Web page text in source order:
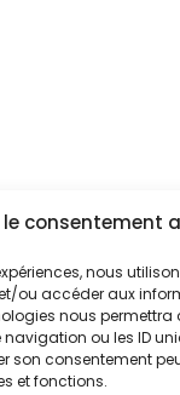
le consentement
nous
ou accéder aux
nous permettra
ou les ID
son consentement
et fonctions.